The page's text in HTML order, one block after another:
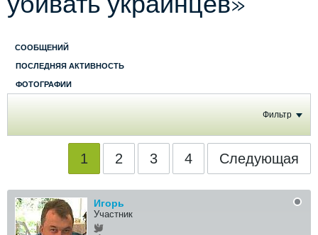
СООБЩЕНИЙ
ПОСЛЕДНЯЯ АКТИВНОСТЬ
ФОТОГРАФИИ
Фильтр
1 2 3 4 Следующая
Игорь
Участник